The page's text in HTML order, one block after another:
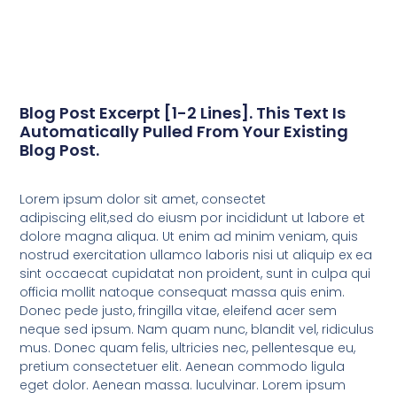
Blog Post Excerpt [1-2 Lines]. This Text Is
Automatically Pulled From Your Existing
Blog Post.
Lorem ipsum dolor sit amet, consectet
adipiscing elit,sed do eiusm por incididunt ut labore et
dolore magna aliqua. Ut enim ad minim veniam, quis
nostrud exercitation ullamco laboris nisi ut aliquip ex ea
sint occaecat cupidatat non proident, sunt in culpa qui
officia mollit natoque consequat massa quis enim.
Donec pede justo, fringilla vitae, eleifend acer sem
neque sed ipsum. Nam quam nunc, blandit vel, ridiculus
mus. Donec quam felis, ultricies nec, pellentesque eu,
pretium consectetuer elit. Aenean commodo ligula
eget dolor. Aenean massa. luculvinar. Lorem ipsum